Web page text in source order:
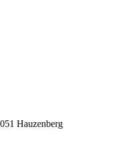
Hauzenberg